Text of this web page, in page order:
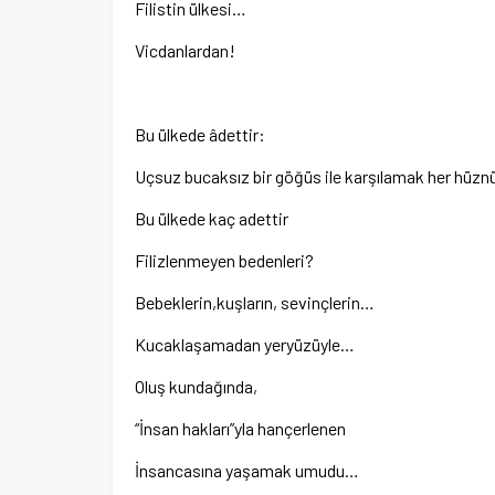
Filistin ülkesi…
Vicdanlardan!
Bu ülkede âdettir:
Uçsuz bucaksız bir göğüs ile karşılamak her
Bu ülkede kaç adettir
Filizlenmeyen bedenleri?
Bebeklerin,kuşların, sevinçlerin…
Kucaklaşamadan yeryüzüyle…
Oluş kundağında,
“İnsan hakları”yla hançerlenen
İnsancasına yaşamak umudu…